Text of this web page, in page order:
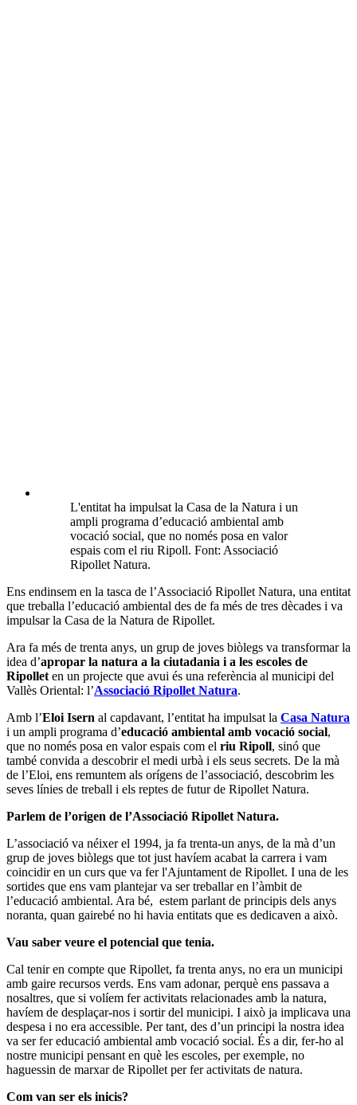
L'entitat ha impulsat la Casa de la Natura i un
ampli programa d’educació ambiental amb
vocació social, que no només posa en valor
espais com el riu Ripoll. Font: Associació
Ripollet Natura.
Ens endinsem en la tasca de l’Associació Ripollet Natura, una entitat
que treballa l’educació ambiental des de fa més de tres dècades i va
impulsar la Casa de la Natura de Ripollet.
Ara fa més de trenta anys, un grup de joves biòlegs va transformar la
idea d’apropar la natura a la ciutadania i a les escoles de
Ripolleten un projecte que avui és una referència al municipi del
Vallès Oriental: l’Associació Ripollet Natura.
Amb l’Eloi Isern al capdavant, l’entitat ha impulsat la Casa Natura
i un ampli programa d’educació ambiental amb vocació social,
que no només posa en valor espais com el riu Ripoll, sinó que
també convida a descobrir el medi urbà i els seus secrets. De la mà
de l’Eloi, ens remuntem als orígens de l’associació, descobrim les
seves línies de treball i els reptes de futur de Ripollet Natura.
Parlem de l’origen de l’Associació Ripollet Natura.
L’associació va néixer el 1994, ja fa trenta-un anys, de la mà d’un
grup de joves biòlegs que tot just havíem acabat la carrera i vam
coincidir en un curs que va fer l'Ajuntament de Ripollet. I una de les
sortides que ens vam plantejar va ser treballar en l’àmbit de
l’educació ambiental. Ara bé, estem parlant de principis dels anys
noranta, quan gairebé no hi havia entitats que es dedicaven a això.
Vau saber veure el potencial que tenia.
Cal tenir en compte que Ripollet, fa trenta anys, no era un municipi
amb gaire recursos verds. Ens vam adonar, perquè ens passava a
nosaltres, que si volíem fer activitats relacionades amb la natura,
havíem de desplaçar-nos i sortir del municipi. I això ja implicava una
despesa i no era accessible. Per tant, des d’un principi la nostra idea
va ser fer educació ambiental amb vocació social. És a dir, fer-ho al
nostre municipi pensant en què les escoles, per exemple, no
haguessin de marxar de Ripollet per fer activitats de natura.
Com van ser els inicis?